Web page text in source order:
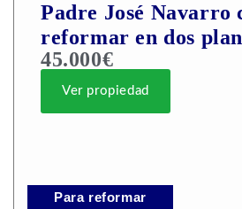
Padre José Navarro
reformar en dos
45.000€
Ver propiedad
Para reformar